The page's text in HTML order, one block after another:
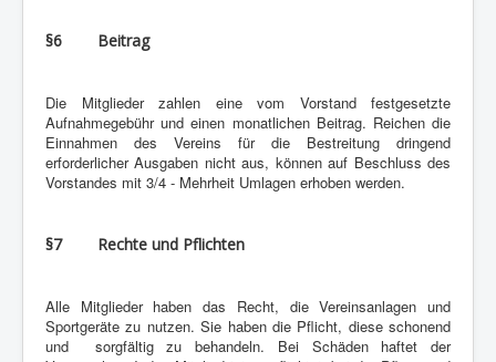
§6 Beitrag
Die Mitglieder zahlen eine vom Vorstand festgesetzte
Aufnahmegebühr und einen monatlichen Beitrag. Reichen die
Einnahmen des Vereins für die Bestreitung dringend
erforderlicher Ausgaben nicht aus, können auf Beschluss des
Vorstandes mit 3/4 - Mehrheit Umlagen erhoben werden.
§7 Rechte und Pflichten
Alle Mitglieder haben das Recht, die Vereinsanlagen und
Sportgeräte zu nutzen. Sie haben die Pflicht, diese schonend
und sorgfältig zu behandeln. Bei Schäden haftet der